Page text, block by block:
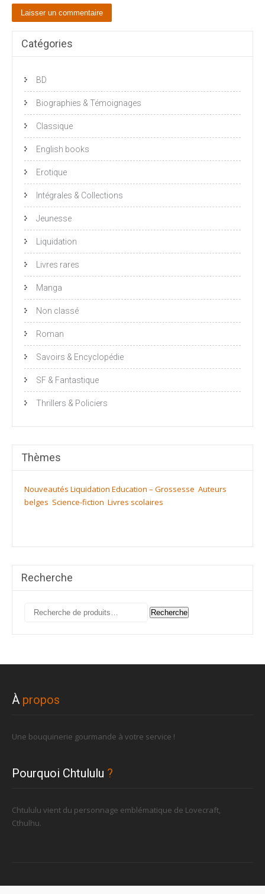
Catégories
BD
Biographies & Témoignages
Classique
English books
Erotique
Intégrales & Collections
Jeunesse
Liquidation
Livres rares
Manga
Non classé
Roman
Savoirs & Encyclopédie
SF & Fantastique
Thrillers & Policiers
Thèmes
Nouveautés Liquidation Education – Grossesse Auteurs
belges Science-fiction Livres scolaires
Recherche
Recherche
Recherche
À propos
Une bouquinerie gourmande à votre service !
Pourquoi Chtululu ?
Chtululu vient du personnage emblématique de Lovecraft,
Cthulhu.